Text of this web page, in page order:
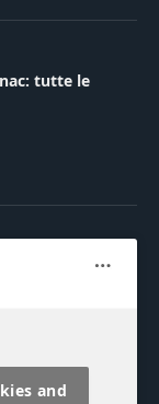
tutte le
and